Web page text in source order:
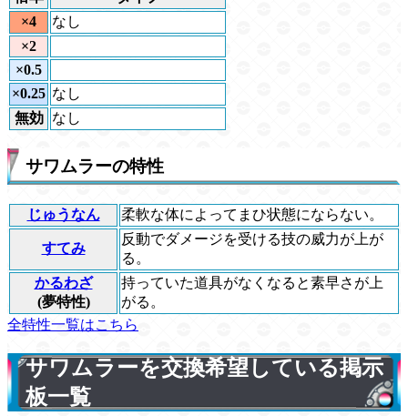
×4
なし
×2
×0.5
×0.25 なし
無効
なし
サワムラーの特性
じゅうなん 柔軟な体によってまひ状態にならない。
すてみ
反動でダメージを受ける技の威力が上が
る。
かるわざ
(夢特性)
持っていた道具がなくなると素早さが上
がる。
全特性一覧はこちら
サワムラーを交換希望している掲示
板一覧